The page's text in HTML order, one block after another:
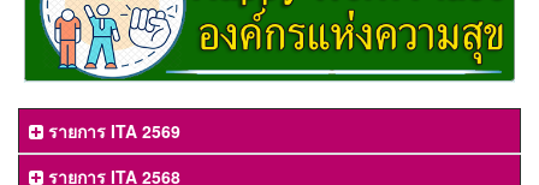
รายการ ITA 2569
รายการ ITA 2568